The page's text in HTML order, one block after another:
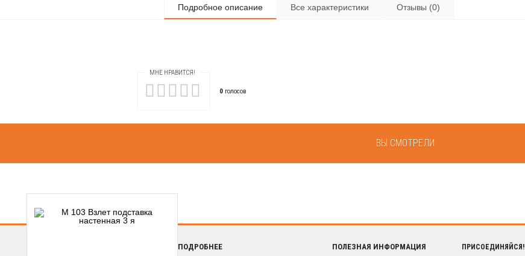
Подробное описание Все характеристики Отзывы (0)
МНЕ НРАВИТСЯ!
0 голосов
ВЫ СМОТРЕЛИ
ПОДРОБНЕЕ ПОЛЕЗНАЯ ИНФОРМАЦИЯ ПРИСОЕДИНЯЙСЯ!